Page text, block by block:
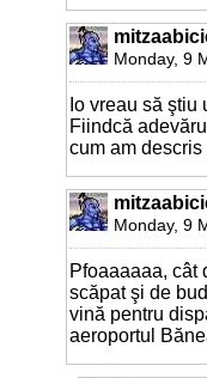
Monday, 9
Io vreau să
Fiindcă
cum am
Monday, 9
Pfoaaaaaa, cât
scăpat şi de
vină pentru
aeroportul